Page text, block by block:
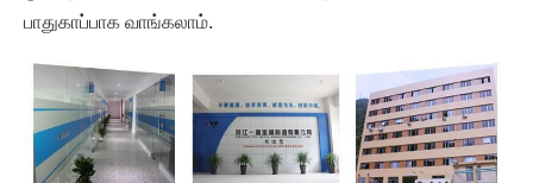
பாதுகாப்பாக வாங்கலாம்.